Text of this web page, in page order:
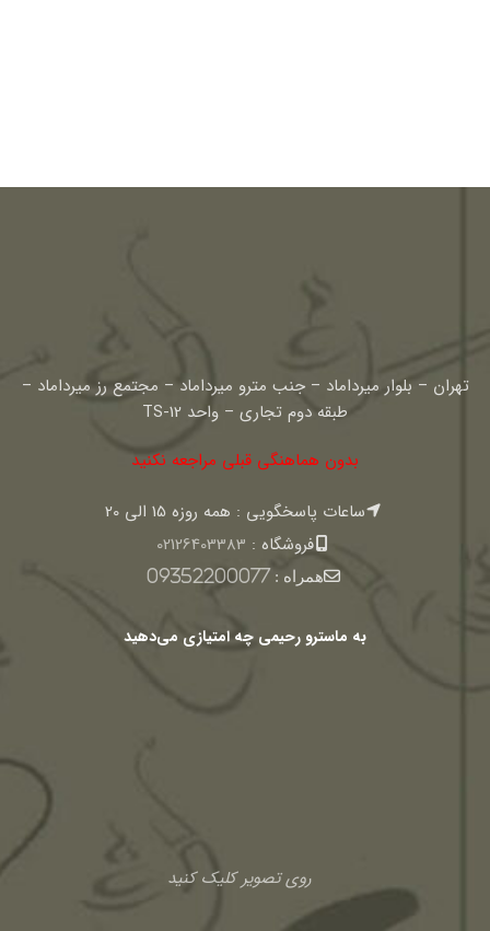
تهران – بلوار میرداماد – جنب مترو میرداماد – مجتمع رز میرداماد –
طبقه دوم تجاری – واحد TS-12
بدون هماهنگی قبلی مراجعه نکنید
ساعات پاسخگویی : همه روزه 15 الی 20
فروشگاه : 02126403383
همراه :09352200077
به ماسترو رحیمی چه امتیازی می‌دهید
روی تصویر کلیک کنید